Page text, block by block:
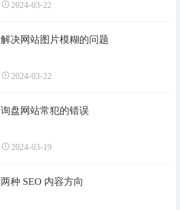
2024-03-22
解决网站图片模糊的问题
2024-03-22
询盘网站常犯的错误
2024-03-19
两种 SEO 内容方向